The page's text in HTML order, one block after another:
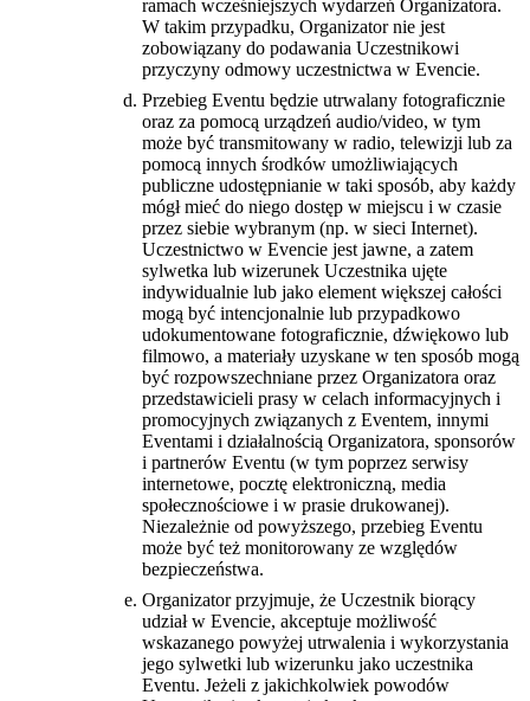
ramach wcześniejszych wydarzeń Organizatora.
W takim przypadku, Organizator nie jest
zobowiązany do podawania Uczestnikowi
przyczyny odmowy uczestnictwa w Evencie.
Przebieg Eventu będzie utrwalany fotograficznie
oraz za pomocą urządzeń audio/video, w tym
może być transmitowany w radio, telewizji lub za
pomocą innych środków umożliwiających
publiczne udostępnianie w taki sposób, aby każdy
mógł mieć do niego dostęp w miejscu i w czasie
przez siebie wybranym (np. w sieci Internet).
Uczestnictwo w Evencie jest jawne, a zatem
sylwetka lub wizerunek Uczestnika ujęte
indywidualnie lub jako element większej całości
mogą być intencjonalnie lub przypadkowo
udokumentowane fotograficznie, dźwiękowo lub
filmowo, a materiały uzyskane w ten sposób mogą
być rozpowszechniane przez Organizatora oraz
przedstawicieli prasy w celach informacyjnych i
promocyjnych związanych z Eventem, innymi
Eventami i działalnością Organizatora, sponsorów
i partnerów Eventu (w tym poprzez serwisy
internetowe, pocztę elektroniczną, media
społecznościowe i w prasie drukowanej).
Niezależnie od powyższego, przebieg Eventu
może być też monitorowany ze względów
bezpieczeństwa.
Organizator przyjmuje, że Uczestnik biorący
udział w Evencie, akceptuje możliwość
wskazanego powyżej utrwalenia i wykorzystania
jego sylwetki lub wizerunku jako uczestnika
Eventu. Jeżeli z jakichkolwiek powodów